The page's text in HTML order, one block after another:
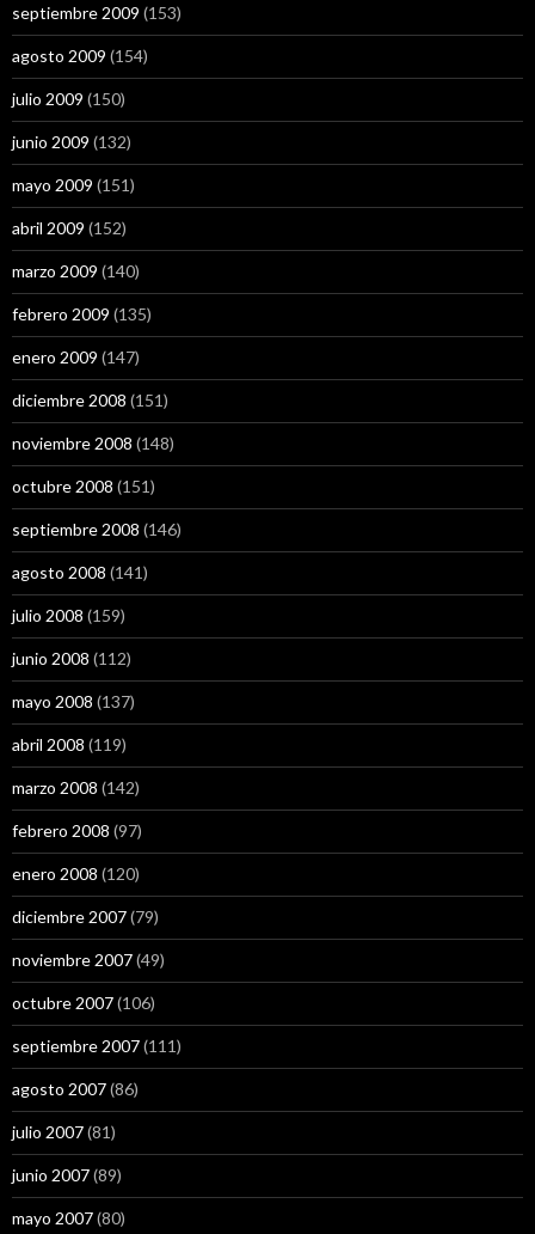
septiembre 2009 (153)
agosto 2009 (154)
julio 2009 (150)
junio 2009 (132)
mayo 2009 (151)
abril 2009 (152)
marzo 2009 (140)
febrero 2009 (135)
enero 2009 (147)
diciembre 2008 (151)
noviembre 2008 (148)
octubre 2008 (151)
septiembre 2008 (146)
agosto 2008 (141)
julio 2008 (159)
junio 2008 (112)
mayo 2008 (137)
abril 2008 (119)
marzo 2008 (142)
febrero 2008 (97)
enero 2008 (120)
diciembre 2007(79)
noviembre 2007(49)
octubre 2007(106)
septiembre 2007(111)
agosto 2007(86)
julio 2007(81)
junio 2007(89)
mayo 2007(80)